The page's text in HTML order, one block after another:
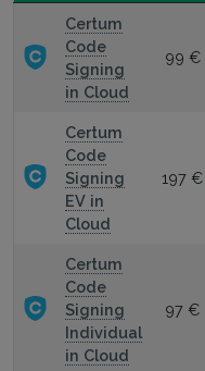
Certum
Code
Signing
in Cloud
99 €
Certum
Code
Signing
EV in
Cloud
197 €
Certum
Code
Signing
Individual
in Cloud
97 €